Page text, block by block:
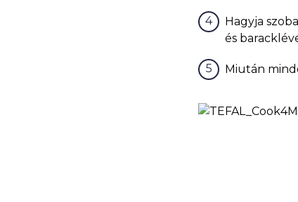
Hagyja
és
Miután